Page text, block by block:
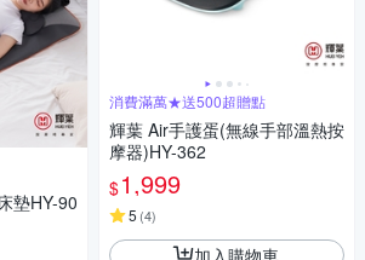
墊HY-90
消費滿萬★送500超贈點
輝葉 Air手護蛋(無線手部溫熱按
摩器)HY-362
$1,999
5 (4)
加入購物車